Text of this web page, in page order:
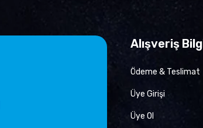
Alışveriş
Ödeme & Teslimat
Üye Girişi
Üye Ol